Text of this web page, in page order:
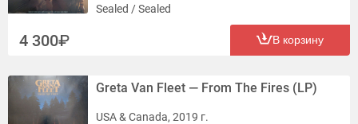
Sealed / Sealed
4 300 В корзину
Greta Van Fleet — From The Fires (LP)
USA & Canada, 2019 г.